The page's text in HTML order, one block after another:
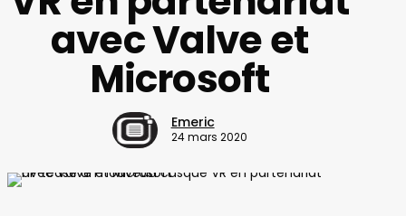
avec Valve et
Microsoft
Emeric
24 mars 2020